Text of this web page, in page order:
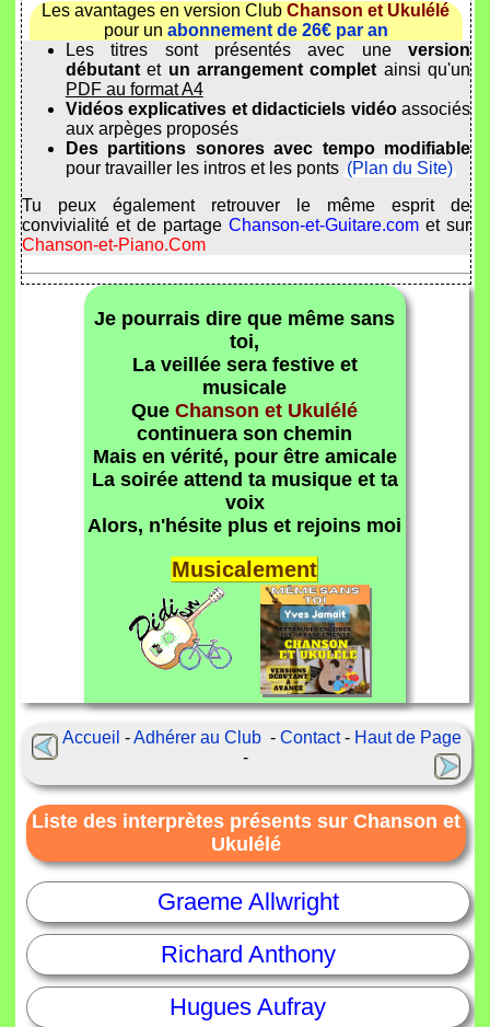
Les avantages en version ClubChanson et Ukulélé
pour un abonnement de 26€ par an
Les titres sont présentés avec uneversion
débutantet un arrangement complet ainsi qu'un
PDF au format A4
Vidéos explicatives et didacticiels vidéoassociés
aux arpèges proposés
Des partitions sonores avec tempo modifiable
pour travailler les intros et les ponts (Plan du Site)
Tu peux également retrouver le même esprit de
convivialité et de partageChanson-et-Guitare.com et sur
Chanson-et-Piano.Com
Je pourrais dire que même sans
toi,
La veillée sera festive et
musicale
QueChanson et Ukulélé
continuera son chemin
Mais en vérité, pour être amicale
La soirée attend ta musique et ta
voix
Alors, n'hésite plus et rejoins moi
Musicalement
Accueil -Adhérer au Club- Contact- Haut de Page
-
Liste des interprètes présents sur Chanson et
Ukulélé
Graeme Allwright
Richard Anthony
Hugues Aufray